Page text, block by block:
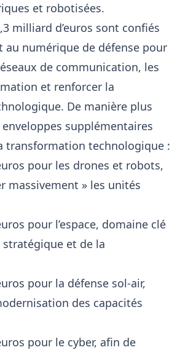
et robotisées.
milliard d’euros sont confiés
au numérique de défense pour
de communication, les
et renforcer la
De manière plus
supplémentaires
transformation technologique :
pour les drones et robots,
massivement » les unités
pour l’espace, domaine clé
et de la
pour la défense sol-air,
des capacités
pour le cyber, afin de